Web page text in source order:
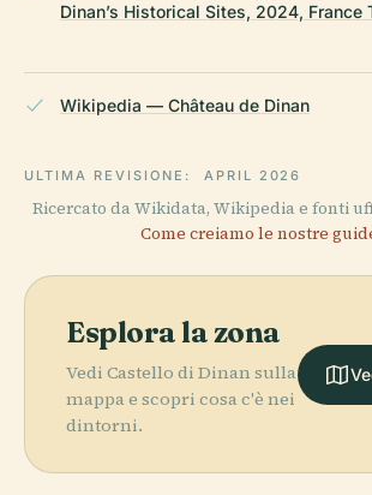
Dinan’s Historical Sites, 2024, France
Wikipedia — Château de Dinan
ULTIMA REVISIONE: APRIL 2026
Ricercato da Wikidata, Wikipedia e fonti
Come creiamo le nostre
Esplora la zona
Vedi Castello di Dinan sulla
mappa e scopri cosa c'è nei
dintorni.